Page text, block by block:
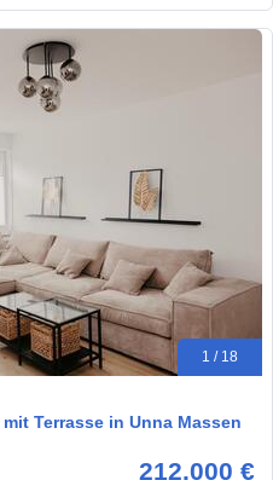
1 / 18
Terrasse in Unna Massen
212.000 €